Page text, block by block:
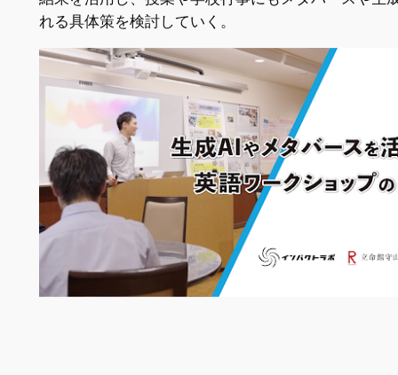
れる具体策を検討していく。